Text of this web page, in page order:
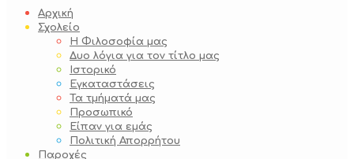
Αρχική
Σχολείο
Η Φιλοσοφία μας
Δυο λόγια για τον τίτλο μας
Ιστορικό
Εγκαταστάσεις
Τα τμήματά μας
Προσωπικό
Είπαν για εμάς
Πολιτική Απορρήτου
Παροχές